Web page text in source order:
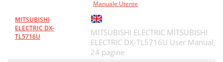
MITSUBISHI
ELECTRIC DX-
TL5716U
Manuale Utente
MITSUBISHI ELECTRIC MITSUBISHI
ELECTRIC DX-TL5716U User Manual,
24 pagine